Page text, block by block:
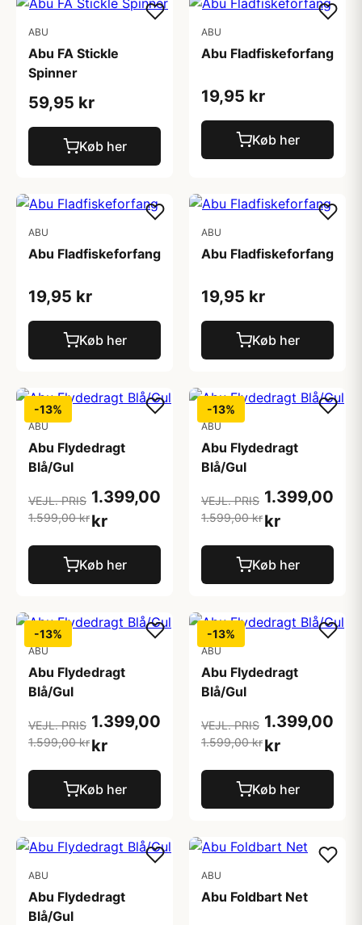
ABU
Abu FA Stickle
Spinner
59,95 kr
Køb her
ABU
Abu Fladfiskeforfang
19,95 kr
Køb her
ABU
Abu Fladfiskeforfang
19,95 kr
Køb her
ABU
Abu Fladfiskeforfang
19,95 kr
Køb her
-13%
ABU
Abu Flydedragt
Blå/Gul
VEJL. PRIS
1.599,00 kr
1.399,00
kr
Køb her
-13%
ABU
Abu Flydedragt
Blå/Gul
VEJL. PRIS
1.599,00 kr
1.399,00
kr
Køb her
-13%
ABU
Abu Flydedragt
Blå/Gul
VEJL. PRIS
1.599,00 kr
1.399,00
kr
Køb her
-13%
ABU
Abu Flydedragt
Blå/Gul
VEJL. PRIS
1.599,00 kr
1.399,00
kr
Køb her
ABU
Abu Flydedragt
Blå/Gul
ABU
Abu Foldbart Net